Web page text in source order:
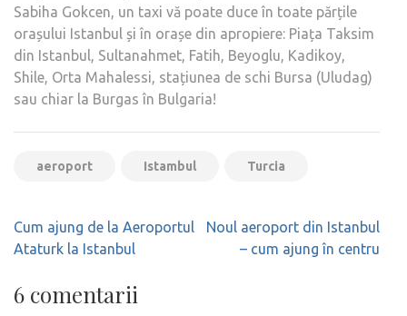
Sabiha Gokcen, un taxi vă poate duce în toate părțile
orașului Istanbul și în orașe din apropiere: Piața Taksim
din Istanbul, Sultanahmet, Fatih, Beyoglu, Kadikoy,
Shile, Orta Mahalessi, stațiunea de schi Bursa (Uludag)
sau chiar la Burgas în Bulgaria!
aeroport Istambul Turcia
Navigare
în
Cum ajung de la Aeroportul
Ataturk la Istanbul
Noul aeroport din Istanbul
– cum ajung în centru
6 comentarii